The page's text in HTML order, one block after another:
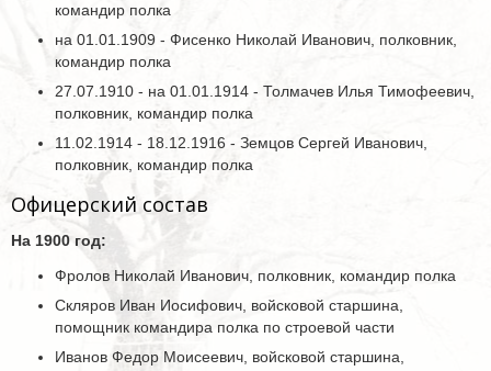
командир полка
на 01.01.1909 - Фисенко Николай Иванович, полковник,
командир полка
27.07.1910 - на 01.01.1914 - Толмачев Илья Тимофеевич,
полковник, командир полка
11.02.1914 - 18.12.1916 - Земцов Сергей Иванович,
полковник, командир полка
Офицерский состав
На 1900 год:
Фролов Николай Иванович, полковник, командир полка
Скляров Иван Иосифович, войсковой старшина,
помощник командира полка по строевой части
Иванов Федор Моисеевич, войсковой старшина,